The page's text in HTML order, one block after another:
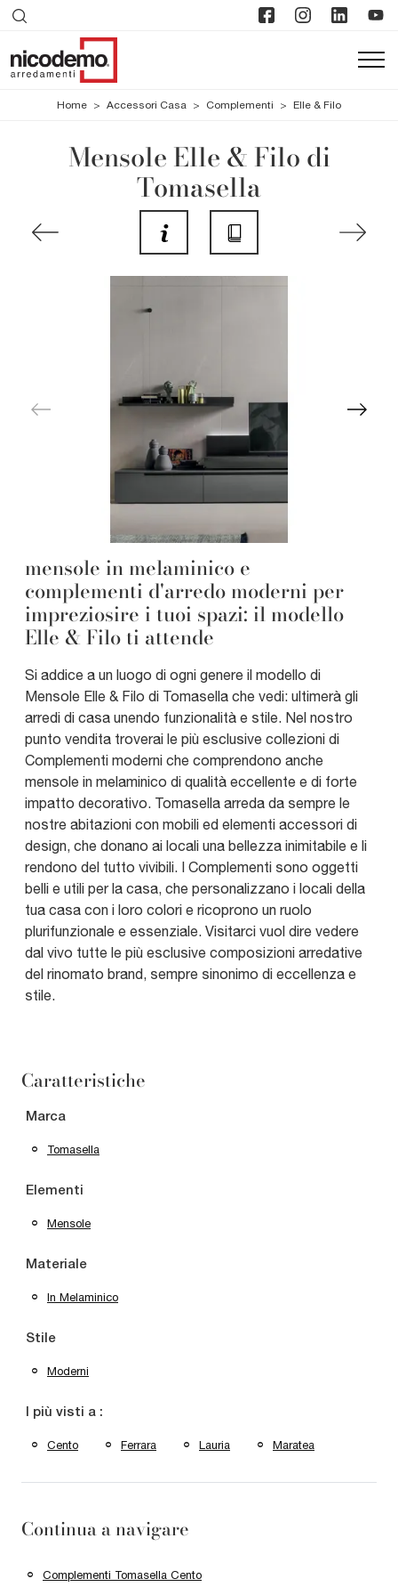
Home > Accessori Casa > Complementi > Elle & Filo
Mensole Elle & Filo di
Tomasella
mensole in melaminico e
complementi d'arredo moderni per
impreziosire i tuoi spazi: il modello
Elle & Filo ti attende
Si addice a un luogo di ogni genere il modello di
Mensole Elle & Filo di Tomasella che vedi: ultimerà gli
arredi di casa unendo funzionalità e stile. Nel nostro
punto vendita troverai le più esclusive collezioni di
Complementi moderni che comprendono anche
mensole in melaminico di qualità eccellente e di forte
impatto decorativo. Tomasella arreda da sempre le
nostre abitazioni con mobili ed elementi accessori di
design, che donano ai locali una bellezza inimitabile e li
rendono del tutto vivibili. I Complementi sono oggetti
belli e utili per la casa, che personalizzano i locali della
tua casa con i loro colori e ricoprono un ruolo
plurifunzionale e essenziale. Visitarci vuol dire vedere
dal vivo tutte le più esclusive composizioni arredative
del rinomato brand, sempre sinonimo di eccellenza e
stile.
Caratteristiche
Marca
Tomasella
Elementi
Mensole
Materiale
In Melaminico
Stile
Moderni
I più visti a :
Cento Ferrara Lauria Maratea
Continua a navigare
Complementi Tomasella Cento